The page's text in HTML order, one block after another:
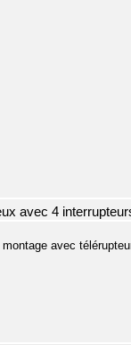
avec 4
avec